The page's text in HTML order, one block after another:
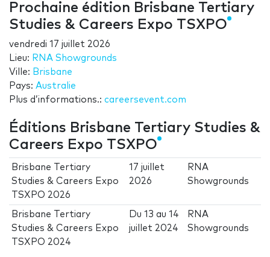
Prochaine édition Brisbane Tertiary
Studies & Careers Expo TSXPO
vendredi 17 juillet 2026
Lieu: RNA Showgrounds
Ville: Brisbane
Pays: Australie
Plus d’informations.: careersevent.com
Éditions Brisbane Tertiary Studies &
Careers Expo TSXPO
Brisbane Tertiary
Studies & Careers Expo
TSXPO 2026
17 juillet
2026
RNA
Showgrounds
Brisbane Tertiary
Studies & Careers Expo
TSXPO 2024
Du13 au14
juillet 2024
RNA
Showgrounds